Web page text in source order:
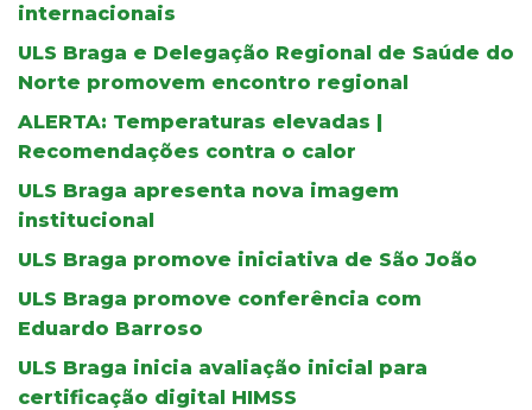
internacionais
ULS Braga e Delegação Regional de Saúde do
Norte promovem encontro regional
ALERTA: Temperaturas elevadas |
Recomendações contra o calor
ULS Braga apresenta nova imagem
institucional
ULS Braga promove iniciativa de São João
ULS Braga promove conferência com
Eduardo Barroso
ULS Braga inicia avaliação inicial para
certificação digital HIMSS